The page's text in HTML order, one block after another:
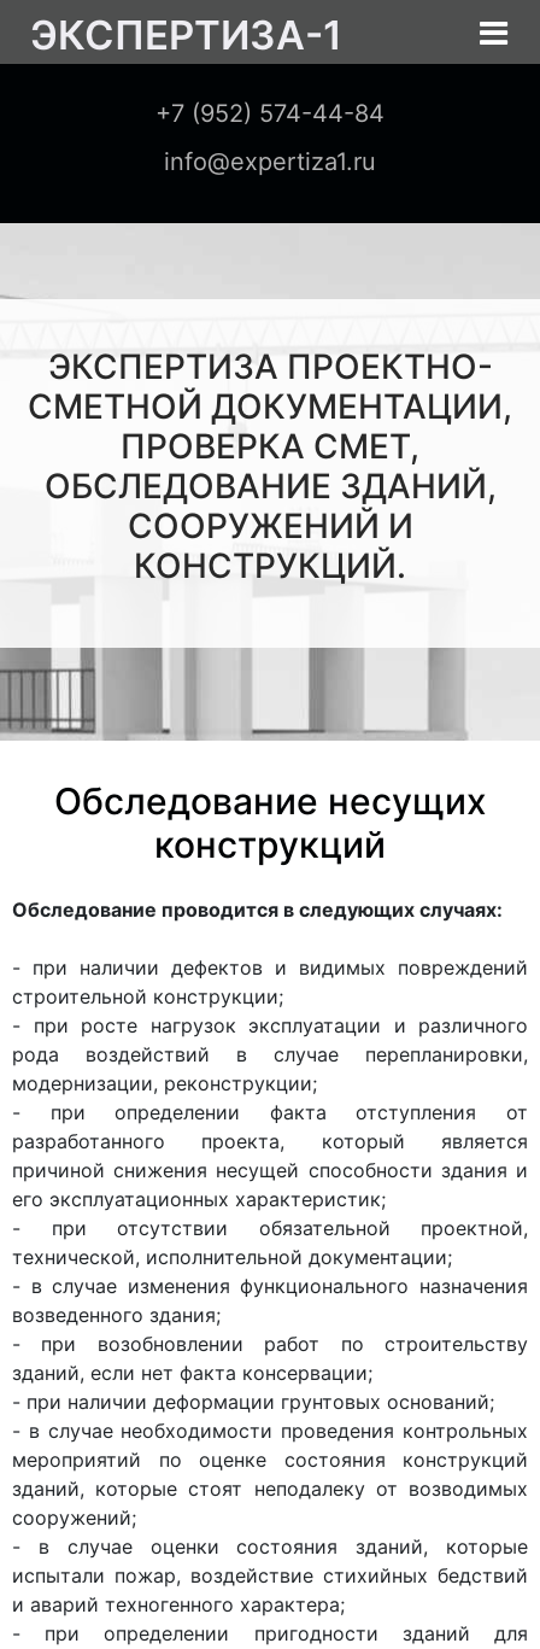
ЭКСПЕРТИЗА-1
+7 (952) 574-44-84
info@expertiza1.ru
ЭКСПЕРТИЗА ПРОЕКТНО-
СМЕТНОЙ ДОКУМЕНТАЦИИ,
ПРОВЕРКА СМЕТ,
ОБСЛЕДОВАНИЕ ЗДАНИЙ,
СООРУЖЕНИЙ И
КОНСТРУКЦИЙ.
Обследование несущих
конструкций
Обследование проводится в следующих случаях:
- при наличии дефектов и видимых повреждений
строительной конструкции;
- при росте нагрузок эксплуатации и различного
рода воздействий в случае перепланировки,
модернизации, реконструкции;
- при определении факта отступления от
разработанного проекта, который является
причиной снижения несущей способности здания и
его эксплуатационных характеристик;
- при отсутствии обязательной проектной,
технической, исполнительной документации;
- в случае изменения функционального назначения
возведенного здания;
- при возобновлении работ по строительству
зданий, если нет факта консервации;
- при наличии деформации грунтовых оснований;
- в случае необходимости проведения контрольных
мероприятий по оценке состояния конструкций
зданий, которые стоят неподалеку от возводимых
сооружений;
- в случае оценки состояния зданий, которые
испытали пожар, воздействие стихийных бедствий
и аварий техногенного характера;
- при определении пригодности зданий для